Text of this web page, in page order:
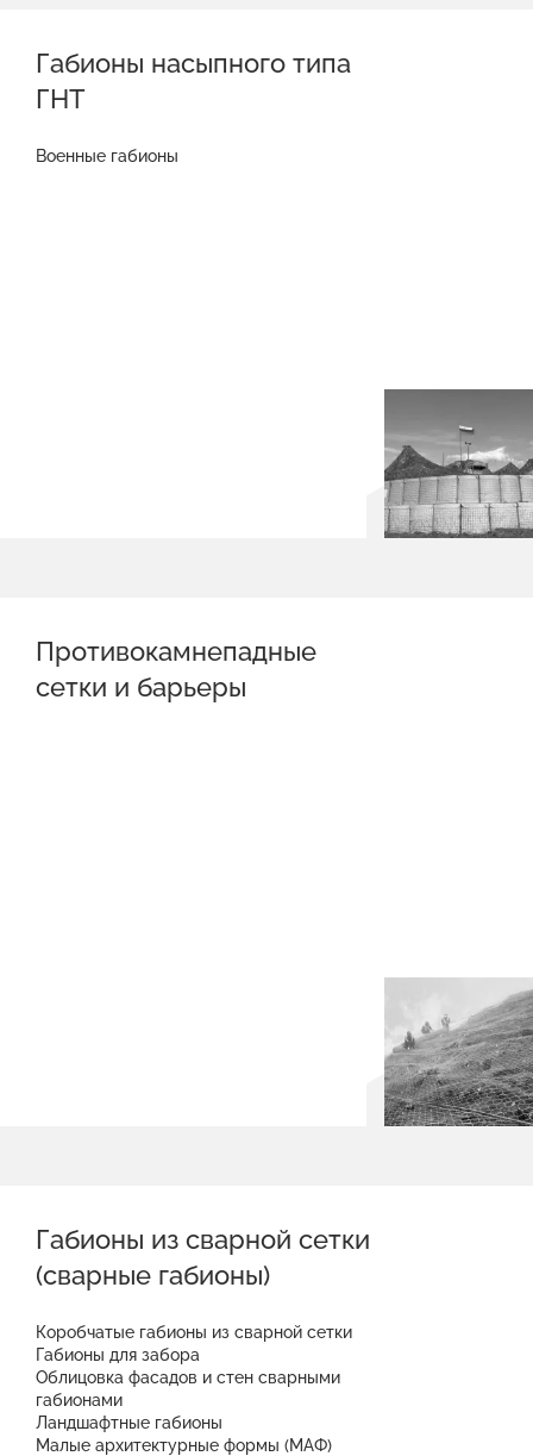
Габионы насыпного типа
ГНТ
Военные габионы
Противокамнепадные
сетки и барьеры
Габионы из сварной сетки
(сварные габионы)
Коробчатые габионы из сварной сетки
Габионы для забора
Облицовка фасадов и стен сварными
габионами
Ландшафтные габионы
Малые архитектурные формы (МАФ)